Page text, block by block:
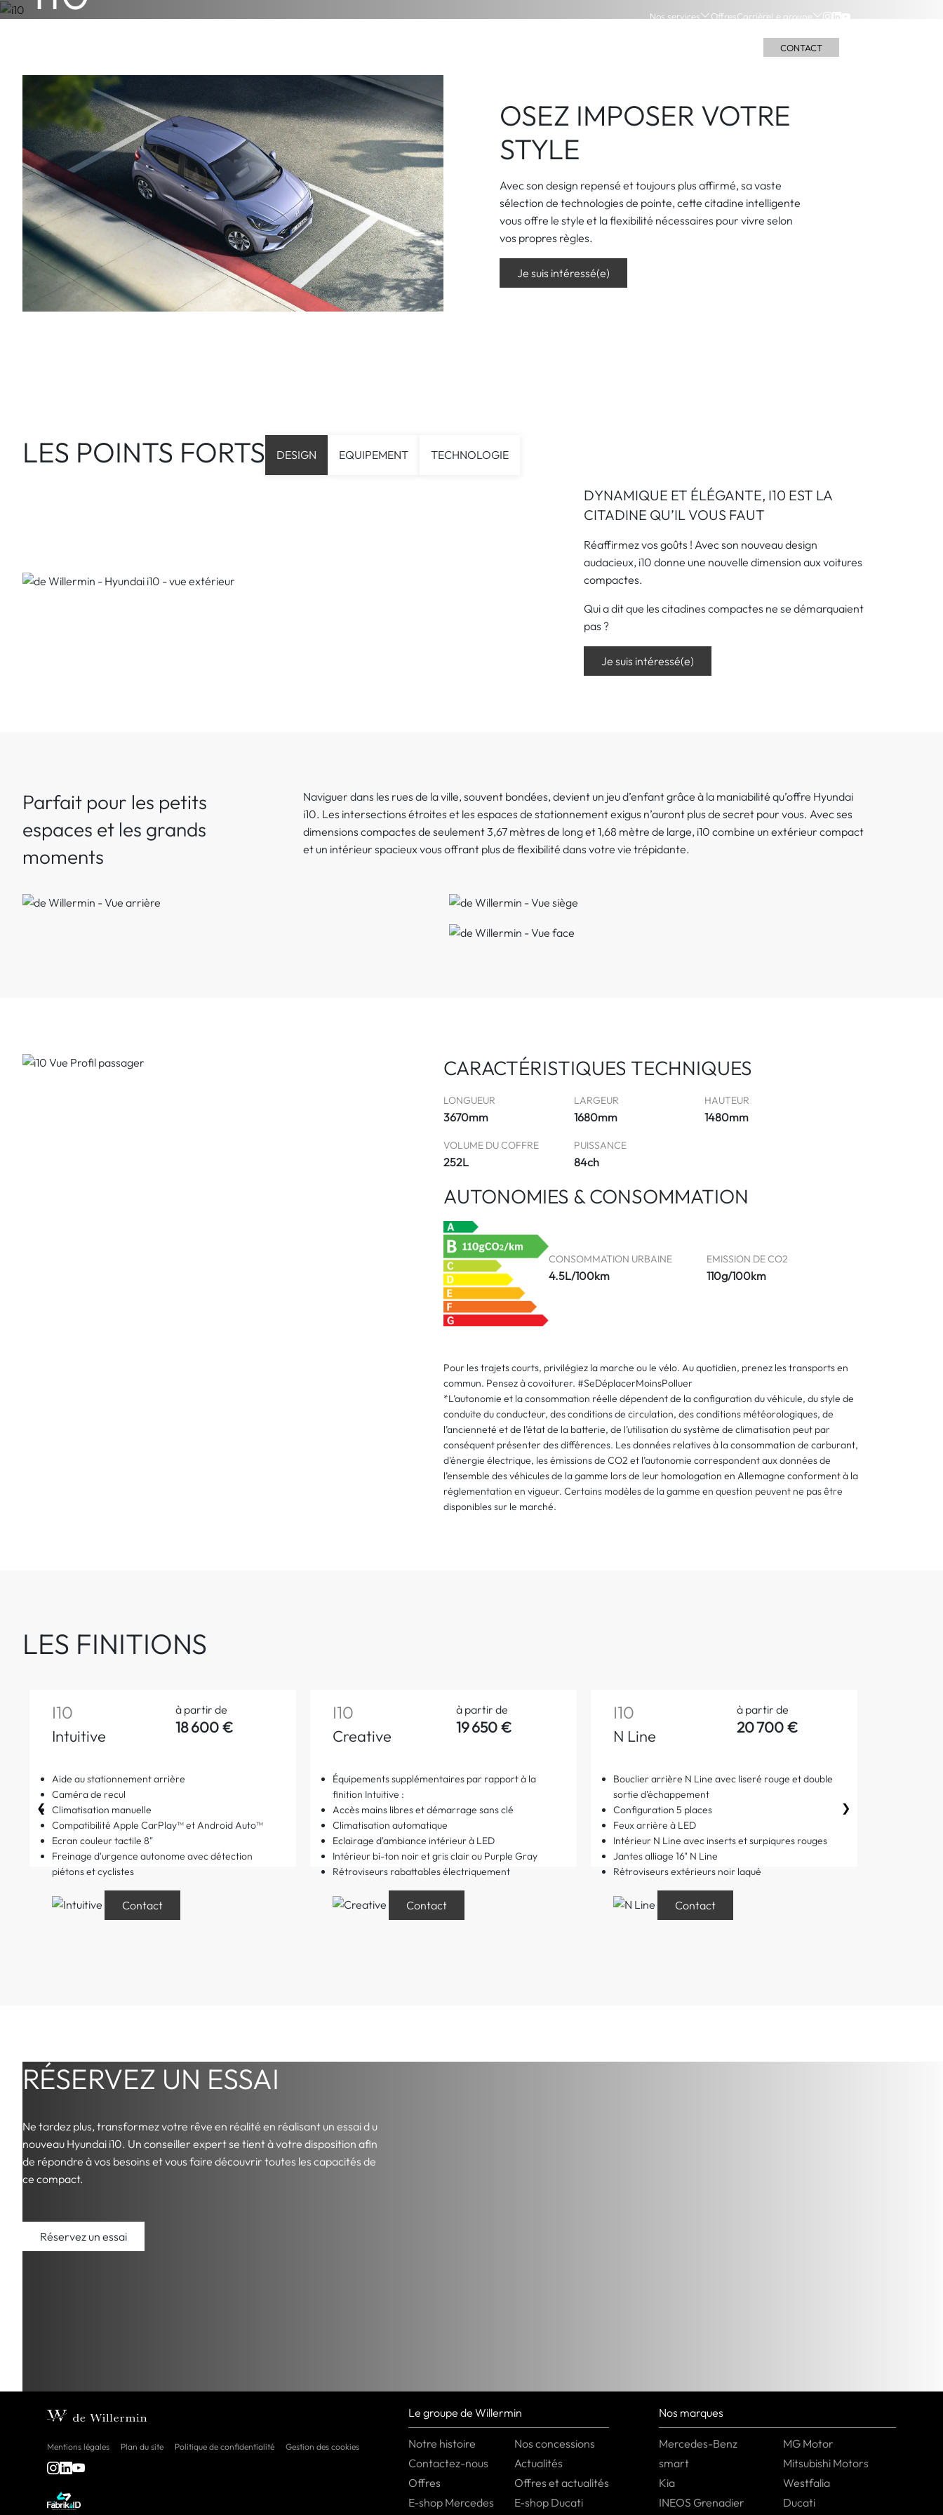
Nos services OffresCarrièreLe groupe
CONTACT
OSEZ IMPOSER VOTRE
STYLE
Avec son design repensé et toujours plus affirmé, sa vaste
sélection de technologies de pointe, cette citadine intelligente
vous offre le style et la flexibilité nécessaires pour vivre selon
vos propres règles.
Je suis intéressé(e)
LES POINTS FORTS DESIGN EQUIPEMENT TECHNOLOGIE
DYNAMIQUE ET ÉLÉGANTE, I10 EST LA
CITADINE QU’IL VOUS FAUT
Réaffirmez vos goûts ! Avec son nouveau design
audacieux, i10 donne une nouvelle dimension aux voitures
compactes.
Qui a dit que les citadines compactes ne se démarquaient
pas ?
Je suis intéressé(e)
Parfait pour les petits
espaces et les grands
moments
Naviguer dans les rues de la ville, souvent bondées, devient un jeu d’enfant grâce à la maniabilité qu’offre Hyundai
i10. Les intersections étroites et les espaces de stationnement exigus n’auront plus de secret pour vous. Avec ses
dimensions compactes de seulement 3,67 mètres de long et 1,68 mètre de large, i10 combine un extérieur compact
et un intérieur spacieux vous offrant plus de flexibilité dans votre vie trépidante.
CARACTÉRISTIQUES TECHNIQUES
LONGUEUR
3670mm
LARGEUR
1680mm
HAUTEUR
1480mm
VOLUME DU COFFRE
252L
PUISSANCE
84ch
AUTONOMIES & CONSOMMATION
CONSOMMATION URBAINE
4.5L/100km
EMISSION DE CO2
110g/100km
Pour les trajets courts, privilégiez la marche ou le vélo. Au quotidien, prenez les transports en
commun. Pensez à covoiturer. #SeDéplacerMoinsPolluer
*L’autonomie et la consommation réelle dépendent de la configuration du véhicule, du style de
conduite du conducteur, des conditions de circulation, des conditions météorologiques, de
l’ancienneté et de l’état de la batterie, de l’utilisation du système de climatisation peut par
conséquent présenter des différences. Les données relatives à la consommation de carburant,
d'énergie électrique, les émissions de CO2 et l’autonomie correspondent aux données de
l’ensemble des véhicules de la gamme lors de leur homologation en Allemagne conforment à la
réglementation en vigueur. Certains modèles de la gamme en question peuvent ne pas être
disponibles sur le marché.
LES FINITIONS
❮
I10
Intuitive
à partir de
18 600 €
Aide au stationnement arrière
Caméra de recul
Climatisation manuelle
Compatibilité Apple CarPlay™ et Android Auto™
Ecran couleur tactile 8"
Freinage d'urgence autonome avec détection
piétons et cyclistes
Contact
I10
Creative
à partir de
19 650 €
Équipements supplémentaires par rapport à la
finition Intuitive :
Accès mains libres et démarrage sans clé
Climatisation automatique
Eclairage d'ambiance intérieur à LED
Intérieur bi-ton noir et gris clair ou Purple Gray
Rétroviseurs rabattables électriquement
Contact
I10
N Line
à partir de
20 700 €
Bouclier arrière N Line avec liseré rouge et double
sortie d'échappement
Configuration 5 places
Feux arrière à LED
Intérieur N Line avec inserts et surpiqures rouges
Jantes alliage 16" N Line
Rétroviseurs extérieurs noir laqué
Contact
❯
RÉSERVEZ UN ESSAI
Ne tardez plus, transformez votre rêve en réalité en réalisant un essai d u
nouveau Hyundai i10. Un conseiller expert se tient à votre disposition afin
de répondre à vos besoins et vous faire découvrir toutes les capacités de
ce compact.
Réservez un essai
Mentions légales Plan du site Politique de confidentialité Gestion des cookies
Le groupe de Willermin
Notre histoire
Nos concessions
Contactez-nous
Actualités
Offres
Offres et actualités
E-shop Mercedes
E-shop Ducati
Nos marques
Mercedes-Benz
MG Motor
smart
Mitsubishi Motors
Kia
Westfalia
INEOS Grenadier
Ducati